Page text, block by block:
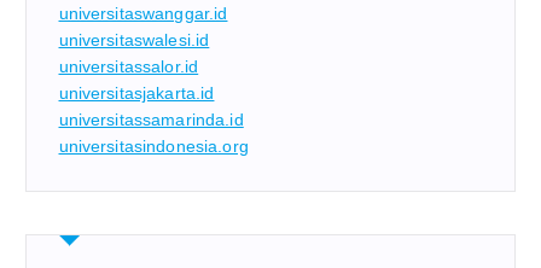
universitaswanggar.id
universitaswalesi.id
universitassalor.id
universitasjakarta.id
universitassamarinda.id
universitasindonesia.org